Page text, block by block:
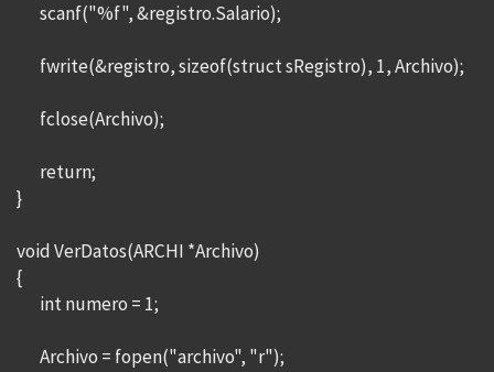
scanf("%f", &registro.Salario);
fwrite(&registro, sizeof(struct sRegistro), 1, Archivo);
fclose(Archivo);
return;
}
void VerDatos(ARCHI *Archivo)
{
int numero = 1;
Archivo = fopen("archivo", "r");